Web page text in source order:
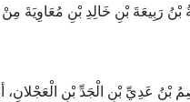
بْنُ رَبِيعَةَ بْنِ خَالِدِ بْنِ مُعَاوِيَةَ
بْنُ عَدِيِّ بْنِ الْجَدِّ بْنِ